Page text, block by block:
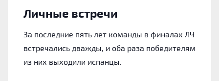
Личные встречи
За последние пять лет команды в финалах ЛЧ
встречались дважды, и оба раза победителям
из них выходили испанцы.